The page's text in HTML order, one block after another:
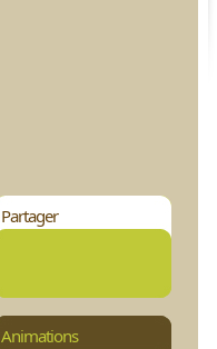
Partager
Animations